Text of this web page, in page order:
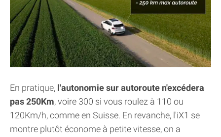
En pratique, l'autonomie sur autoroute n'excédera
pas 250Km, voire 300 si vous roulez à 110 ou
120Km/h, comme en Suisse. En revanche, l'iX1 se
montre plutôt économe à petite vitesse, on a